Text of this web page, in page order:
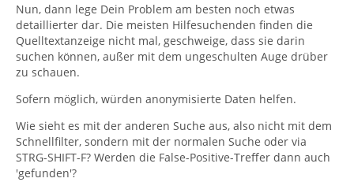
Nun, dann lege Dein Problem am besten noch etwas
detaillierter dar. Die meisten Hilfesuchenden finden die
Quelltextanzeige nicht mal, geschweige, dass sie darin
suchen können, außer mit dem ungeschulten Auge drüber
zu schauen.
Sofern möglich, würden anonymisierte Daten helfen.
Wie sieht es mit der anderen Suche aus, also nicht mit dem
Schnellfilter, sondern mit der normalen Suche oder via
STRG-SHIFT-F? Werden die False-Positive-Treffer dann auch
'gefunden'?